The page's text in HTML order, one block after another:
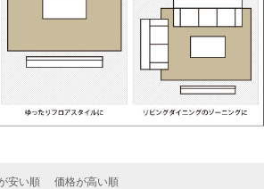
安い順 価格が高い順